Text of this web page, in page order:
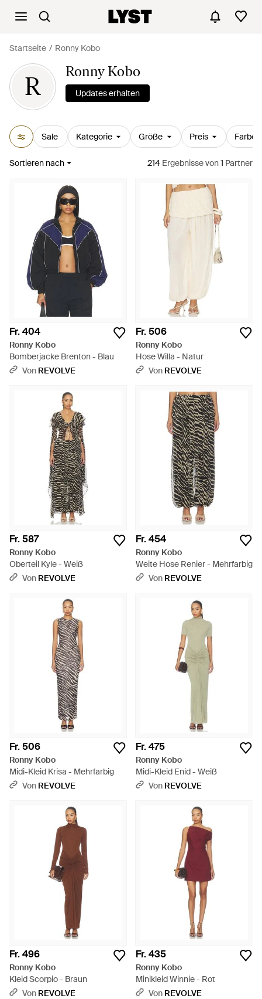
Startseite Ronny Kobo
R
Ronny Kobo
Updates erhalten
Sale Kategorie Größe Preis Farbe
Sortieren nach 214 Ergebnissevon1 Partner
Fr. 404
Ronny Kobo
Bomberjacke Brenton - Blau
Von REVOLVE
Fr. 506
Ronny Kobo
Hose Willa - Natur
Von REVOLVE
Fr. 587
Ronny Kobo
Oberteil Kyle - Weiß
Von REVOLVE
Fr. 454
Ronny Kobo
Weite Hose Renier - Mehrfarbig
Von REVOLVE
Fr. 506
Ronny Kobo
Midi-Kleid Krisa - Mehrfarbig
Von REVOLVE
Fr. 475
Ronny Kobo
Midi-Kleid Enid - Weiß
Von REVOLVE
Fr. 496
Ronny Kobo
Kleid Scorpio - Braun
Von REVOLVE
Fr. 435
Ronny Kobo
Minikleid Winnie - Rot
Von REVOLVE